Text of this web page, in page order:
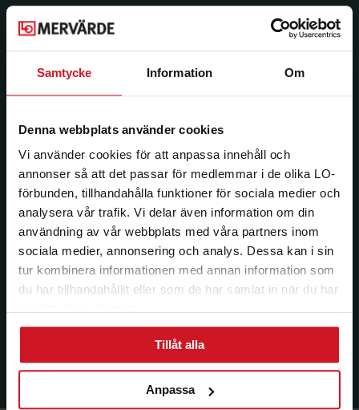
Samtycke Information Om
Denna webbplats använder cookies
Vi använder cookies för att anpassa innehåll och
annonser så att det passar för medlemmar i de olika LO-
förbunden, tillhandahålla funktioner för sociala medier och
analysera vår trafik. Vi delar även information om din
användning av vår webbplats med våra partners inom
sociala medier, annonsering och analys. Dessa kan i sin
tur kombinera informationen med annan information som
du har tillhandahållit eller som de har samlat in när du har
Tillåt alla
Anpassa